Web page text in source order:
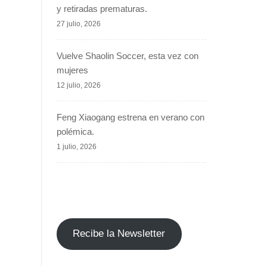
y retiradas prematuras.
27 julio, 2026
Vuelve Shaolin Soccer, esta vez con
mujeres
12 julio, 2026
Feng Xiaogang estrena en verano con
polémica.
1 julio, 2026
Recibe la Newsletter